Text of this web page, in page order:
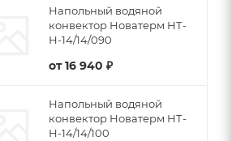
Напольный водяной
конвектор Новатерм НТ-
Н-14/14/090
от16 940 ₽
Напольный водяной
конвектор Новатерм НТ-
Н-14/14/100